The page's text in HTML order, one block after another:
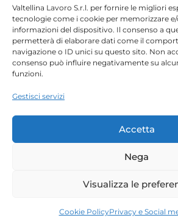
Valtellina Lavoro S.r.l. per fornire le migliori
tecnologie come i cookie per memorizzare e/
informazioni del dispositivo. Il consenso a
permetterà di elaborare dati come il
navigazione o ID unici su questo sito. Non
consenso può influire negativamente su
funzioni.
Gestisci servizi
Accetta
Nega
Visualizza le
Cookie PolicyPrivacy e Social
Home
Login
Chi
Contatti
Autorizzazioni
Copyright 2023 –
00788210144